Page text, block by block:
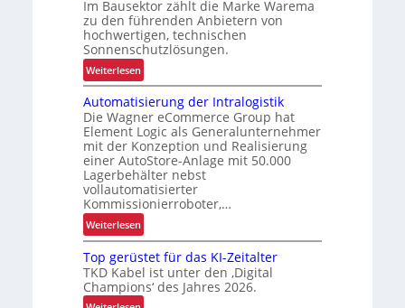
Im Bausektor zählt die Marke Warema
zu den führenden Anbietern von
hochwertigen, technischen
Sonnenschutzlösungen.
Weiterlesen:
S
t
e
i
g
e
r
u
n
g
d
e
r
Automatisierung der Intralogistik
Die Wagner eCommerce Group hat
Element Logic als Generalunternehmer
mit der Konzeption und Realisierung
einer AutoStore-Anlage mit 50.000
Lagerbehälter nebst
vollautomatisierter
Kommissionierroboter,…
Weiterlesen:
A
u
t
o
Top gerüstet für das KI-Zeitalter
TKD Kabel ist unter den ‚Digital
Champions‘ des Jahres 2026.